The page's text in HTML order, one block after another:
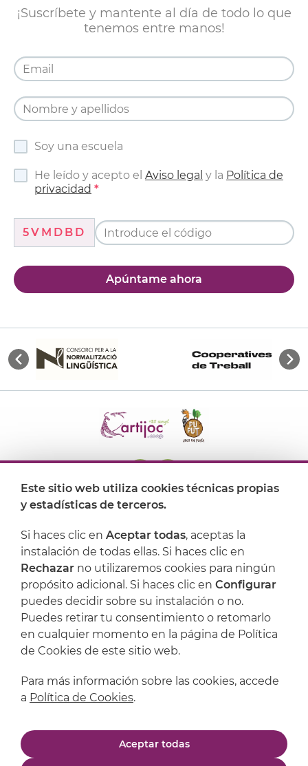
¡Suscríbete y mantente al día de todo lo que
tenemos entre manos!
Soy una escuela
He leído y acepto el Aviso legal y la Política de
privacidad
5VMDBD
Apúntame ahora
Dónde encontrarnos
Artijoc
Soporte
Política de privacidad
Este sitio web utiliza cookies técnicas propias
y estadísticas de terceros.
Si haces clic en Aceptar todas, aceptas la
instalación de todas ellas. Si haces clic en
Rechazar no utilizaremos cookies para ningún
propósito adicional. Si haces clic en Configurar
puedes decidir sobre su instalación o no.
Puedes retirar tu consentimiento o retomarlo
en cualquier momento en la página de Política
de Cookies de este sitio web.
Para más información sobre las cookies, accede
a Política de Cookies.
Aceptar todas